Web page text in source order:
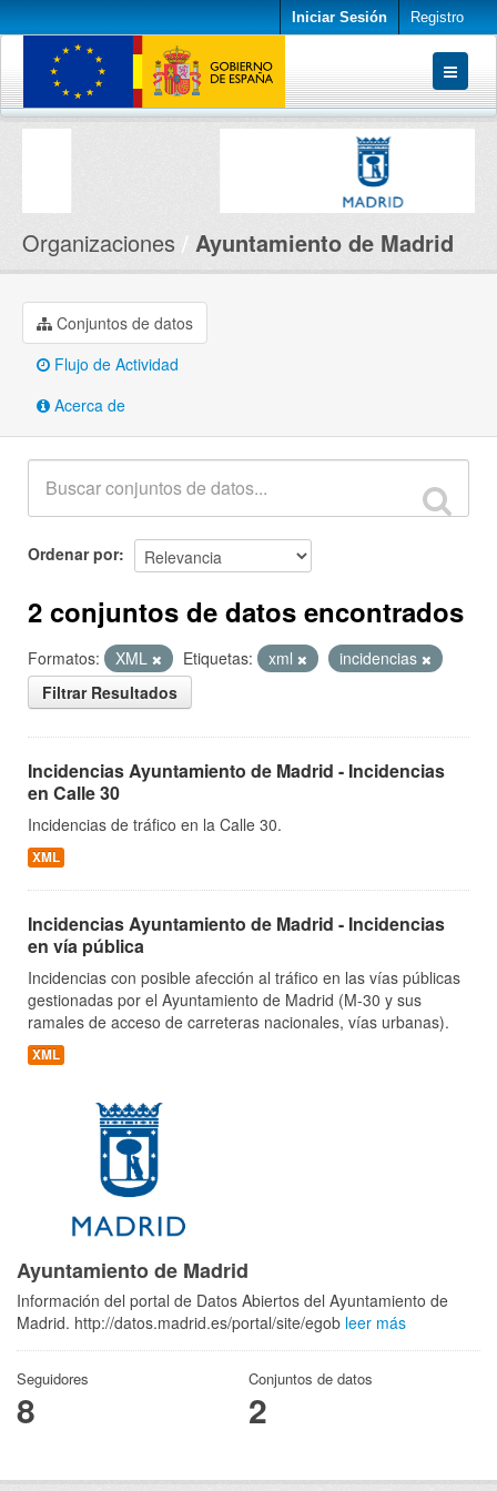
Iniciar Sesión Registro
Conjuntos de datos
Organizaciones Ayuntamiento de Madrid
Conjuntos de datos
Flujo de Actividad
Acerca de
Ordenar por
2 conjuntos de datos encontrados
Formatos: XML Etiquetas: xml
incidencias
Filtrar Resultados
Incidencias Ayuntamiento de Madrid - Incidencias
en Calle 30
Incidencias de tráfico en la Calle 30.
XML
Incidencias Ayuntamiento de Madrid - Incidencias
en vía pública
Incidencias con posible afección al tráfico en las vías públicas
gestionadas por el Ayuntamiento de Madrid (M-30 y sus
ramales de acceso de carreteras nacionales, vías urbanas).
XML
Ayuntamiento de Madrid
Información del portal de Datos Abiertos del Ayuntamiento de
Madrid. http://datos.madrid.es/portal/site/egob leer más
Seguidores
8
Conjuntos de datos
2